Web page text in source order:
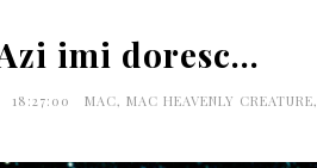
imi doresc...
18:27:00 MAC, MAC HEAVENLY CREATURE,